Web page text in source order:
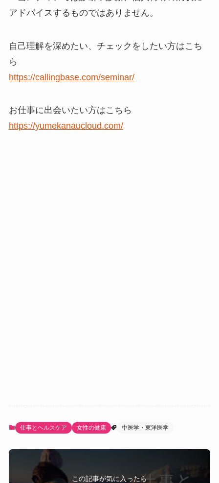
アドバイスするものではありません。
自己理解を深めたい、チェックをしたい方はこち
ら
https://callingbase.com/seminar/
お仕事に出会いたい方はこちら
https://yumekanaucloud.com/
仕事とヘルスケア 女性の健康 中医学・東洋医学
この記事が気に入ったら